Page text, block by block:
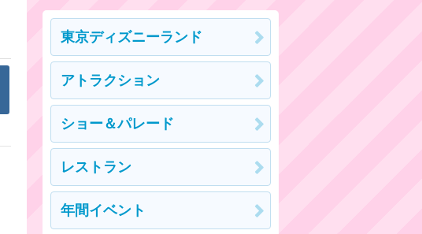
東京ディズニーランド
アトラクション
ショー＆パレード
レストラン
年間イベント